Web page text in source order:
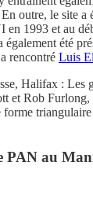
outre, le site a
1993 et au
été
rencontré Luis
Halifax : Les
et Rob Furlong,
PAN au